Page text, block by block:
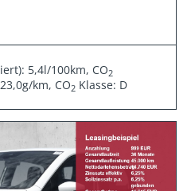
5,4l/100km, CO2
km, CO2 Klasse: D